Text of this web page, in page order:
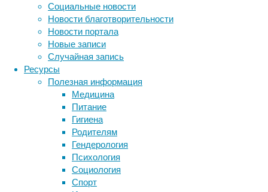
Социальные новости
Новости благотворительности
Новости портала
Новые записи
Случайная запись
Ресурсы
Полезная информация
Медицина
Питание
Гигиена
Родителям
Гендерология
Психология
Социология
Спорт
просто:
стволовые
клетки,
растущие
в
лабораторной
культуре,
программируют
на
то,
чтобы
они
стали
специализированными,
то